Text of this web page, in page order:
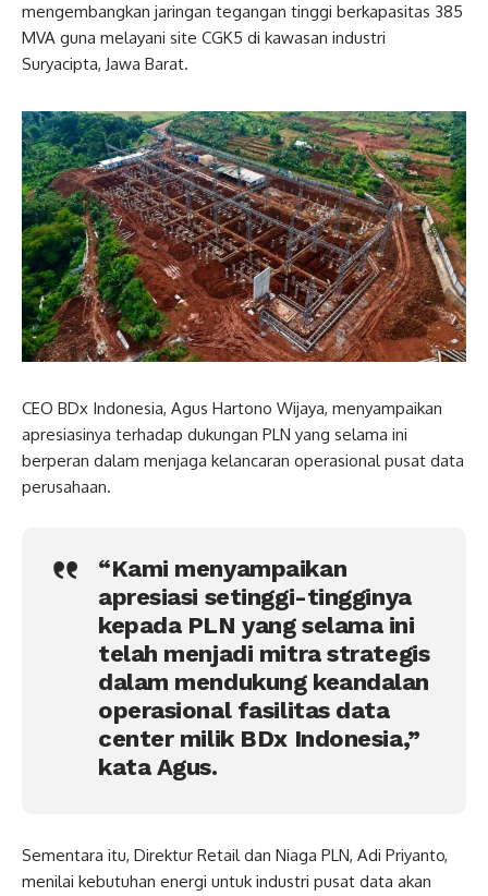
mengembangkan jaringan tegangan tinggi berkapasitas 385
MVA guna melayani site CGK5 di kawasan industri
Suryacipta, Jawa Barat.
CEO BDx Indonesia, Agus Hartono Wijaya, menyampaikan
apresiasinya terhadap dukungan PLN yang selama ini
berperan dalam menjaga kelancaran operasional pusat data
perusahaan.
“Kami menyampaikan
apresiasi setinggi-tingginya
kepada PLN yang selama ini
telah menjadi mitra strategis
dalam mendukung keandalan
operasional fasilitas data
center milik BDx Indonesia,”
kata Agus.
Sementara itu, Direktur Retail dan Niaga PLN, Adi Priyanto,
menilai kebutuhan energi untuk industri pusat data akan